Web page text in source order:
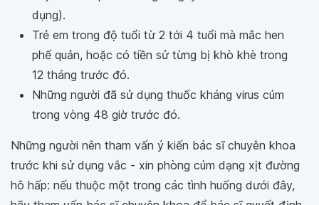
dụng).
Trẻ em trong độ tuổi từ 2 tới 4 tuổi mà mắc hen
phế quản, hoặc có tiền sử từng bị khò khè trong
12 tháng trước đó.
Những người đã sử dụng thuốc kháng virus cúm
trong vòng 48 giờ trước đó.
Những người nên tham vấn ý kiến bác sĩ chuyên khoa
trước khi sử dụng vắc - xin phòng cúm dạng xịt đường
hô hấp: nếu thuộc một trong các tình huống dưới đây,